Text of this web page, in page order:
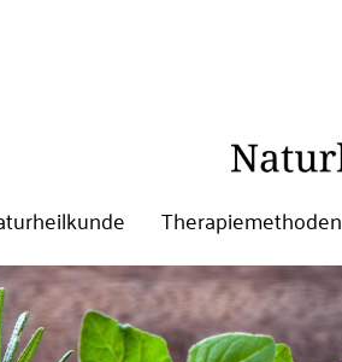
Therapiemethoden